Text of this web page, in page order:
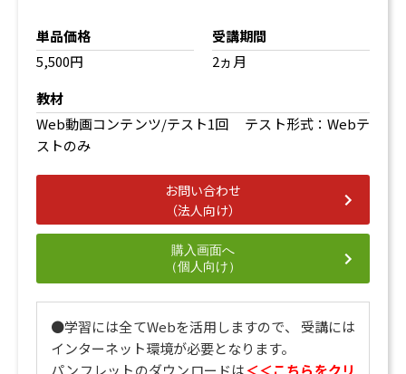
単品価格
5,500円
受講期間
2ヵ月
教材
Web動画コンテンツ/テスト1回 テスト形式：Webテ
ストのみ
お問い合わせ
（法人向け）
購入画面へ
（個人向け）
●学習には全てWebを活用しますので、 受講には
インターネット環境が必要となります。
パンフレットのダウンロードは＜＜こちらをクリ